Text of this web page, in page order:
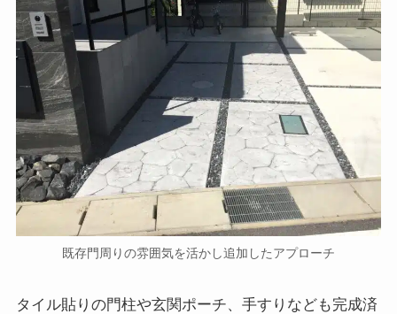
既存門周りの雰囲気を活かし追加したアプローチ
タイル貼りの門柱や玄関ポーチ、手すりなども完成済